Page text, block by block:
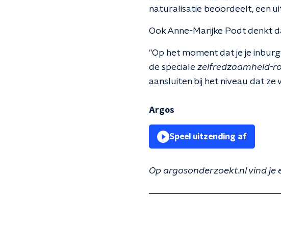
naturalisatie beoordeelt, een
Ook Anne-Marijke Podt denkt
"Op het moment dat je je
de speciale zelfredzaamheid-
aansluiten bij het niveau dat ze
Argos
Speel uitzending af
Op argosonderzoekt.nl vind